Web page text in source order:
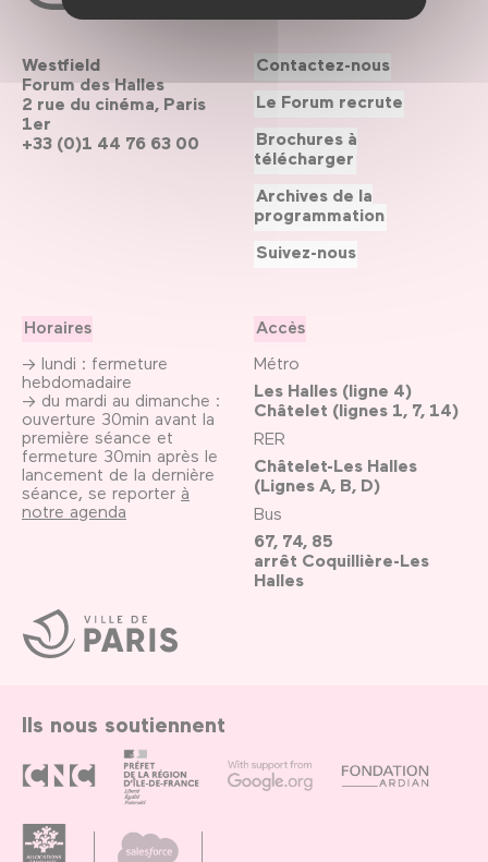
Ville
de
Paris
Westfield
Forum des Halles
2 rue du cinéma, Paris
1er
+33 (0)1 44 76 63 00
Horaires
→ lundi : fermeture
hebdomadaire
→ du mardi au dimanche :
ouverture 30min avant la
première séance et
fermeture 30min après le
lancement de la dernière
séance, se reporter à
notre agenda
Accès
Métro
Les Halles (ligne 4)
Châtelet (lignes 1, 7, 14)
RER
Châtelet-Les Halles
(Lignes A, B, D)
Bus
67, 74, 85
arrêt Coquillière-Les
Halles
Contactez-nous
Le Forum recrute
Brochures à
télécharger
Archives de la
programmation
Suivez-nous
Ils nous soutiennent